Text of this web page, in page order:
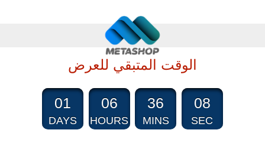
الوقت المتبقي للعرض
01
DAYS
06
HOURS
36
MINS
08
SEC